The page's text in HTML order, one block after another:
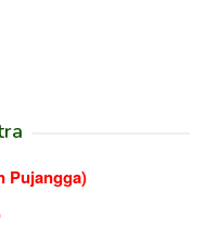
Pujangga)